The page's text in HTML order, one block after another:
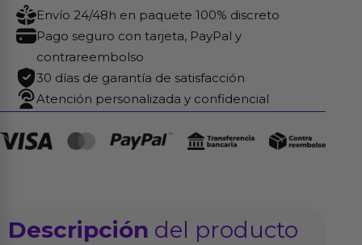
con
App
Envío 24/48h en paquete 100% discreto
Pago seguro con tarjeta, PayPal y
contrareembolso
30 días de garantía de satisfacción
Atención personalizada y confidencial
Descripción del producto